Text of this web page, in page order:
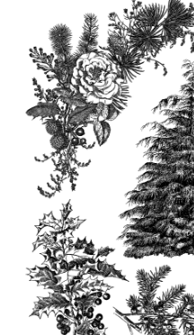
Blog / DIY / Tutorials
Over mij
Contact